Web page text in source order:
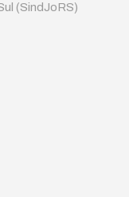
(SindJoRS)